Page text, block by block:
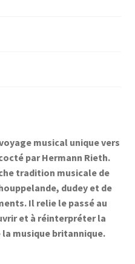
musical unique vers
par Hermann Rieth.
tradition musicale de
dudey et de
Il relie le passé au
et à réinterpréter la
musique britannique.